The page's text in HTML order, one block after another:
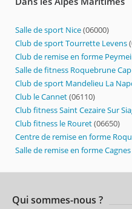
Salle de sport Nice(06000)
Club de sport Tourrette Levens
Club de remise en forme
Salle de fitness Roquebrune
Club de sport Mandelieu La
Club le Cannet(06110)
Club fitness Saint Cezaire Sur
Club fitness le Rouret(06650)
Centre de remise en forme
Salle de remise en forme
Qui sommes-nous ?